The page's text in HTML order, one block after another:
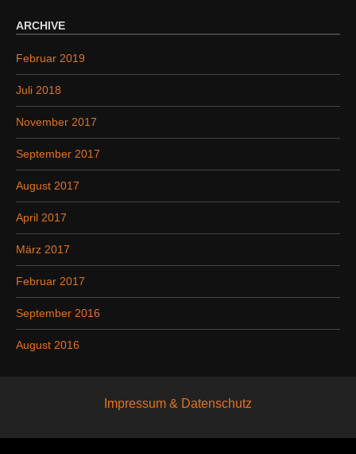
ARCHIVE
Februar 2019
Juli 2018
November 2017
September 2017
August 2017
April 2017
März 2017
Februar 2017
September 2016
August 2016
Impressum & Datenschutz